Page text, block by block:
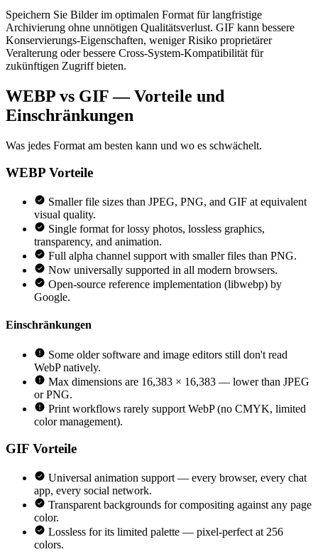
Speichern Sie Bilder im optimalen Format für langfristige
Archivierung ohne unnötigen Qualitätsverlust. GIF kann bessere
Konservierungs-Eigenschaften, weniger Risiko proprietärer
Veralterung oder bessere Cross-System-Kompatibilität für
zukünftigen Zugriff bieten.
WEBP vs GIF — Vorteile und
Einschränkungen
Was jedes Format am besten kann und wo es schwächelt.
WEBP Vorteile
Smaller file sizes than JPEG, PNG, and GIF at equivalent
visual quality.
Single format for lossy photos, lossless graphics,
transparency, and animation.
Full alpha channel support with smaller files than PNG.
Now universally supported in all modern browsers.
Open-source reference implementation (libwebp) by
Google.
Einschränkungen
Some older software and image editors still don't read
WebP natively.
Max dimensions are 16,383 × 16,383 — lower than JPEG
or PNG.
Print workflows rarely support WebP (no CMYK, limited
color management).
GIF Vorteile
Universal animation support — every browser, every chat
app, every social network.
Transparent backgrounds for compositing against any page
color.
Lossless for its limited palette — pixel-perfect at 256
colors.